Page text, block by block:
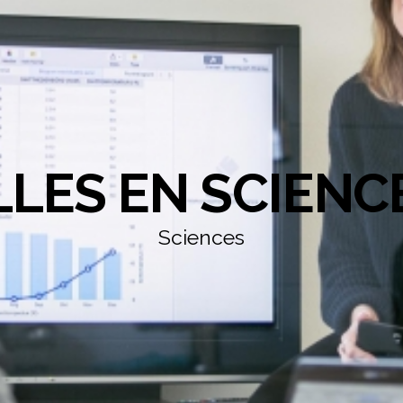
EN
Sciences